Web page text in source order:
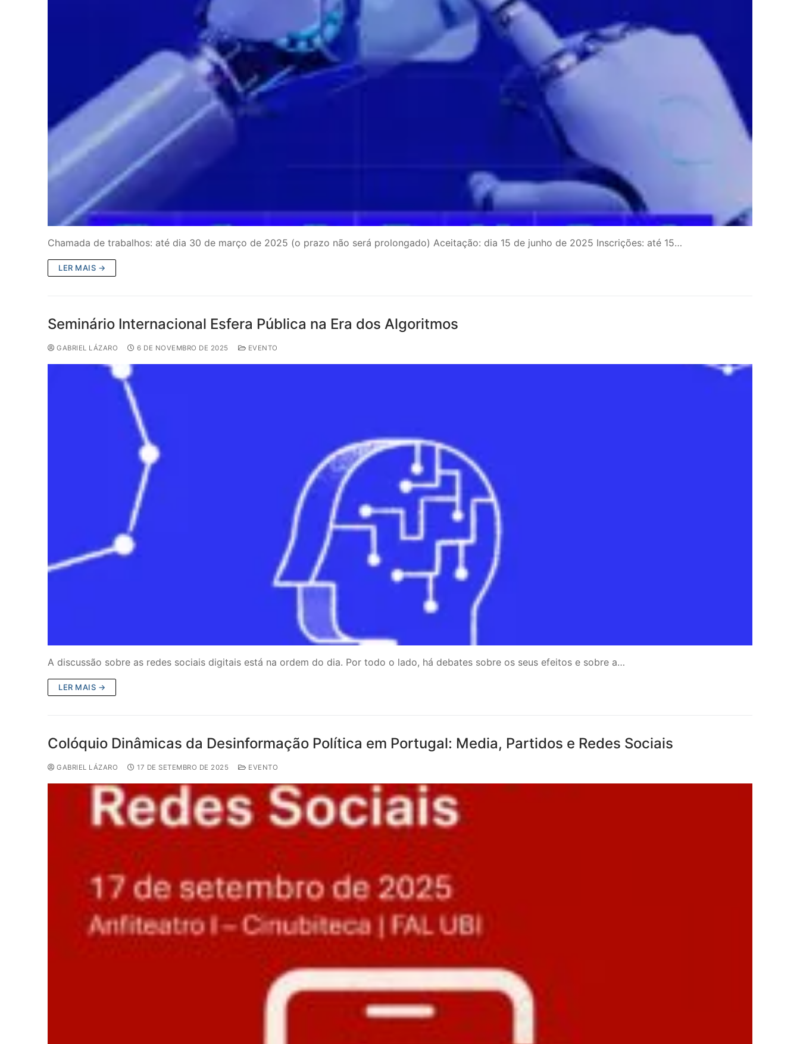
Chamada de trabalhos: até dia 30 de março de 2025 (o prazo não será prolongado) Aceitação: dia 15 de junho de 2025 Inscrições: até 15…
LER MAIS →
Seminário Internacional Esfera Pública na Era dos Algoritmos
GABRIEL LÁZARO 6 DE NOVEMBRO DE 2025 EVENTO
A discussão sobre as redes sociais digitais está na ordem do dia. Por todo o lado, há debates sobre os seus efeitos e sobre a…
LER MAIS →
Colóquio Dinâmicas da Desinformação Política em Portugal: Media, Partidos e Redes Sociais
GABRIEL LÁZARO 17 DE SETEMBRO DE 2025 EVENTO